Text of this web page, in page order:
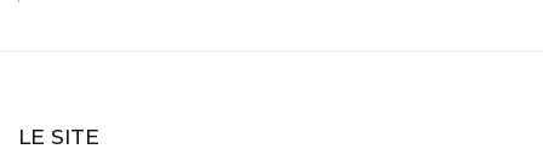
LE SITE